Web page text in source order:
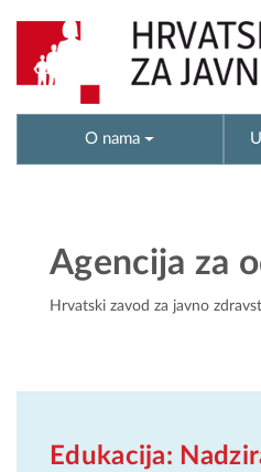
O nama
Agencija za
Hrvatski zavod za javno
Edukacija: